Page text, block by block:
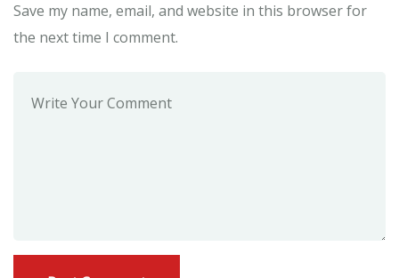
Save my name, email, and website in this browser for
the next time I comment.